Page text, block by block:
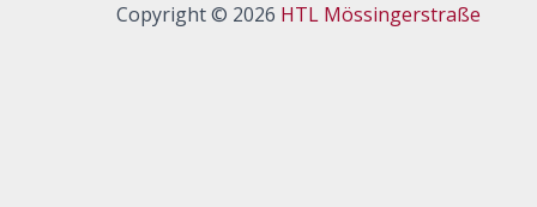
Copyright © 2026 HTL Mössingerstraße